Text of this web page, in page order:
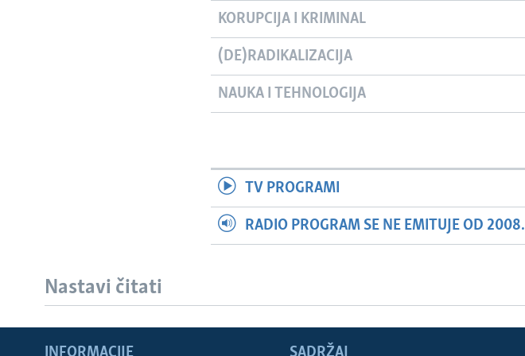
KORUPCIJA I KRIMINAL
(DE)RADIKALIZACIJA
NAUKA I TEHNOLOGIJA
TV PROGRAMI
RADIO PROGRAM SE NE EMITUJE OD 2008.
Nastavi čitati
INFORMACIJE SADRŽAJ